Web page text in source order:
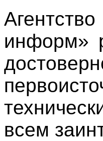
информ»
всем